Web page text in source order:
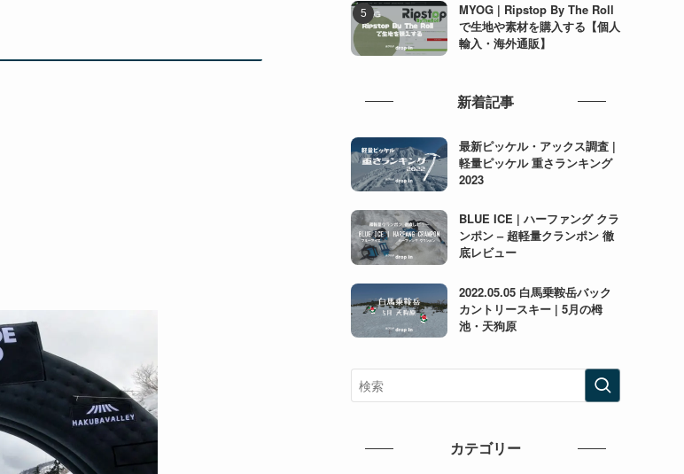
MYOG | Ripstop By The Roll
で生地や素材を購入する【個人
輸入・海外通販】
新着記事
最新ピッケル・アックス調査 |
軽量ピッケル 重さランキング
2023
BLUE ICE | ハーファング クラ
ンポン – 超軽量クランポン 徹
底レビュー
2022.05.05 白馬乗鞍岳バック
カントリースキー | 5月の栂
池・天狗原
カテゴリー